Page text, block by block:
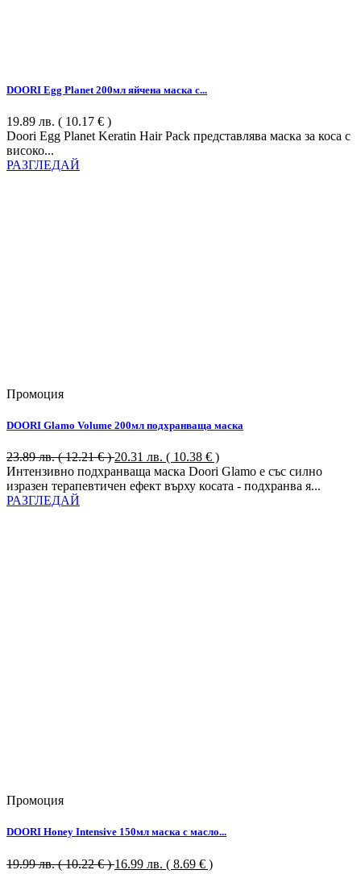
DOORI Egg Planet 200мл яйчена маска с...
19.89 лв. ( 10.17 € )
Doori Egg Planet Keratin Hair Pack представлява маска за коса с
високо...
РАЗГЛЕДАЙ
Промоция
DOORI Glamo Volume 200мл подхранваща маска
23.89лв. ( 12.21 € ) 20.31 лв. ( 10.38 € )
Интензивно подхранваща маска Doori Glamo е със силно
изразен терапевтичен ефект върху косата - подхранва я...
РАЗГЛЕДАЙ
Промоция
DOORI Honey Intensive 150мл маска с масло...
19.99лв. ( 10.22 € ) 16.99 лв. ( 8.69 € )